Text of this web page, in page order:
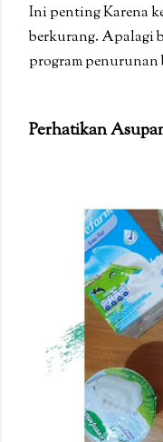
Ini penting Karena
berkurang. Apalagi
program penurunan
Perhatikan